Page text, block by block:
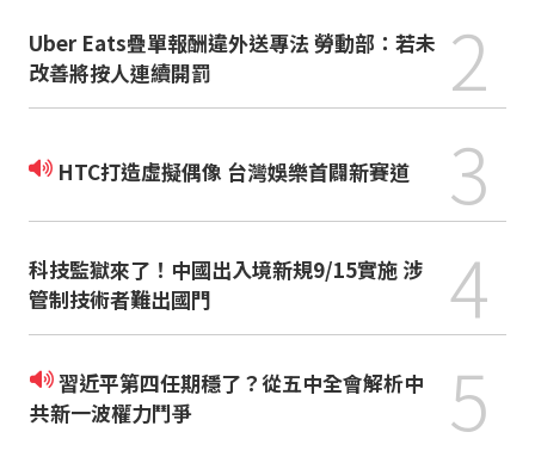
Uber Eats疊單報酬違外送專法 勞動部：若未
改善將按人連續開罰
2
HTC打造虛擬偶像 台灣娛樂首闢新賽道 3
科技監獄來了！中國出入境新規9/15實施 涉
管制技術者難出國門
4
習近平第四任期穩了？從五中全會解析中
共新一波權力鬥爭
5